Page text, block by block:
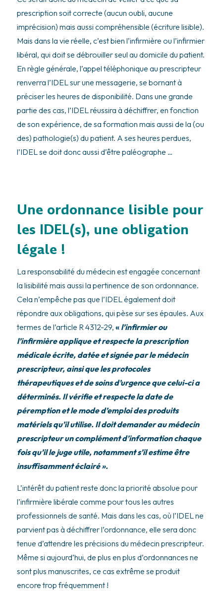
prescription soit correcte (aucun oubli, aucune
imprécision) mais aussi compréhensible (écriture lisible).
Mais dans la vie réelle, c’est bien l’infirmière ou l’infirmier
libéral, qui doit se débrouiller seul au domicile du patient.
En règle générale, l’appel téléphonique au prescripteur
renverra l’IDEL sur une messagerie, se bornant à
préciser les heures de disponibilité. Dans une grande
partie des cas, l’IDEL réussira à déchiffrer, en fonction
de son expérience, de sa formation mais aussi de la (ou
des) pathologie(s) du patient. A ses heures perdues,
l’IDEL se doit donc aussi d’être paléographe …
Une ordonnance lisible pour
les IDEL(s), une obligation
légale !
La responsabilité du médecin est engagée concernant
la lisibilité mais aussi la pertinence de son ordonnance.
Cela n’empêche pas que l’IDEL également doit
répondre aux obligations, qui pèse sur ses épaules. Aux
termes de l’article R 4312-29, «l’infirmier ou
l’infirmière applique et respecte la prescription
médicale écrite, datée et signée par le médecin
prescripteur, ainsi que les protocoles
thérapeutiques et de soins d’urgence que celui-ci a
déterminés. Il vérifie et respecte la date de
péremption et le mode d’emploi des produits
matériels qu’il utilise. Il doit demander au médecin
prescripteur un complément d’information chaque
fois qu’il le juge utile, notamment s’il estime être
insuffisamment éclairé ».
L’intérêt du patient reste donc la priorité absolue pour
l’infirmière libérale comme pour tous les autres
professionnels de santé. Mais dans les cas, où l’IDEL ne
parvient pas à déchiffrer l’ordonnance, elle sera donc
tenue d’attendre les précisions du médecin prescripteur.
Même si aujourd’hui, de plus en plus d’ordonnances ne
sont plus manuscrites, ce cas extrême se produit
encore trop fréquemment !